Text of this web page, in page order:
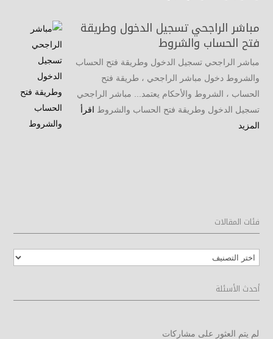
مباشر الراجحي تسجيل الدخول وطريقة
فتح الحساب والشروط
مباشر الراجحي تسجيل الدخول وطريقة فتح الحساب
والشروط دخول مباشر الراجحي ، طريقة فتح
الحساب ، الشروط والأحكام يعتمد... مباشر الراجحي
تسجيل الدخول وطريقة فتح الحساب والشروط اقرأ
المزيد
فئات المقالات
فئات
المقالات
أحدث الأسئلة
لم يتم العثور على مشاركات